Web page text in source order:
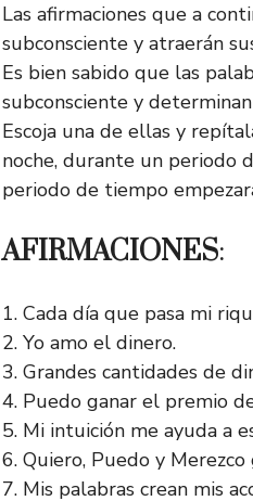
Las afirmaciones que a
subconsciente y atraerán
Es bien sabido que las
subconsciente y
Escoja una de ellas y
noche, durante un periodo
periodo de tiempo
AFIRMACIONES:
1. Cada día que pasa mi
2. Yo amo el dinero.
3. Grandes cantidades de
4. Puedo ganar el premio
5. Mi intuición me ayuda a
6. Quiero, Puedo y
7. Mis palabras crean mis